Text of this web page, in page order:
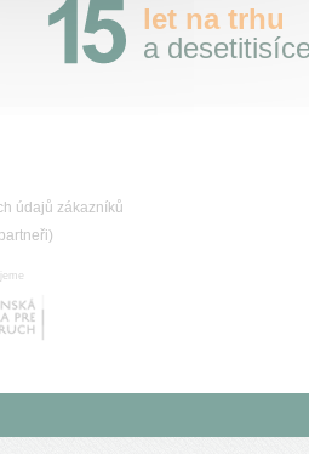
let na trhu
a
údajů zákazníků
)